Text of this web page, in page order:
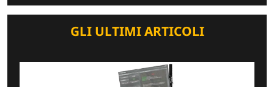
GLI ULTIMI ARTICOLI